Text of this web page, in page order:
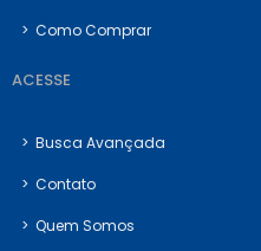
> Como Comprar
ACESSE
> Busca Avançada
> Contato
> Quem Somos